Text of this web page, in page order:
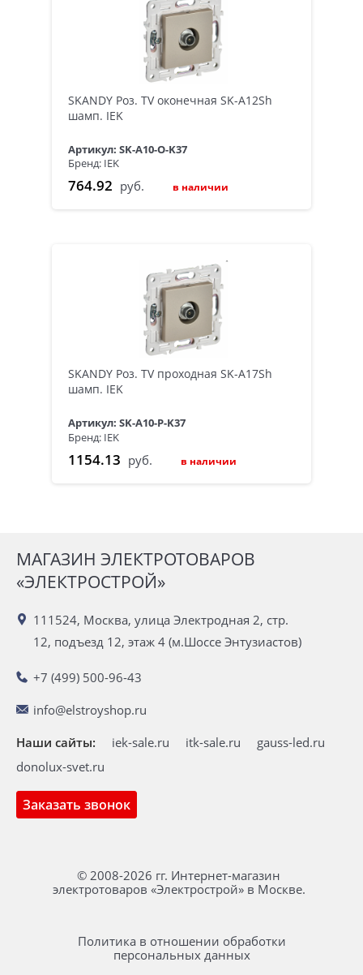
SKANDY Роз. TV оконечная SK-A12Sh
шамп. IEK
Артикул: SK-A10-O-K37
Бренд: IEK
764.92 руб. в наличии
SKANDY Роз. TV проходная SK-A17Sh
шамп. IEK
Артикул: SK-A10-P-K37
Бренд: IEK
1154.13 руб. в наличии
МАГАЗИН ЭЛЕКТРОТОВАРОВ
«ЭЛЕКТРОСТРОЙ»
111524, Москва, улица Электродная 2, стр.
12, подъезд 12, этаж 4 (м.Шоссе Энтузиастов)
+7 (499) 500-96-43
info@elstroyshop.ru
Заказать звонок
Наши сайты: iek-sale.ru itk-sale.ru
gauss-led.ru
donolux-svet.ru
© 2008-2026 гг. Интернет-магазин
электротоваров «Электрострой» в Москве.
Политика в отношении обработки
персональных данных